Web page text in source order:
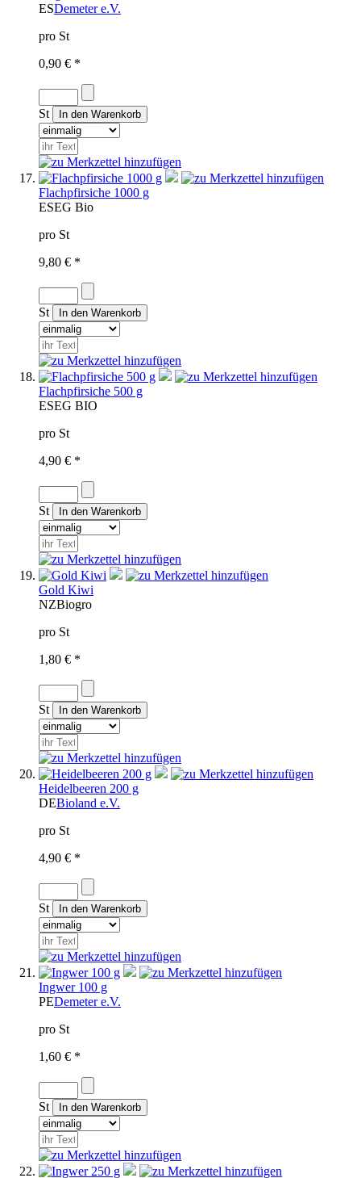
ESDemeter e.V.
pro St
0,90 € *
St
Flachpfirsiche 1000 g
ESEG Bio
pro St
9,80 € *
St
Flachpfirsiche 500 g
ESEG BIO
pro St
4,90 € *
St
Gold Kiwi
NZBiogro
pro St
1,80 € *
St
Heidelbeeren 200 g
DEBioland e.V.
pro St
4,90 € *
St
Ingwer 100 g
PEDemeter e.V.
pro St
1,60 € *
St